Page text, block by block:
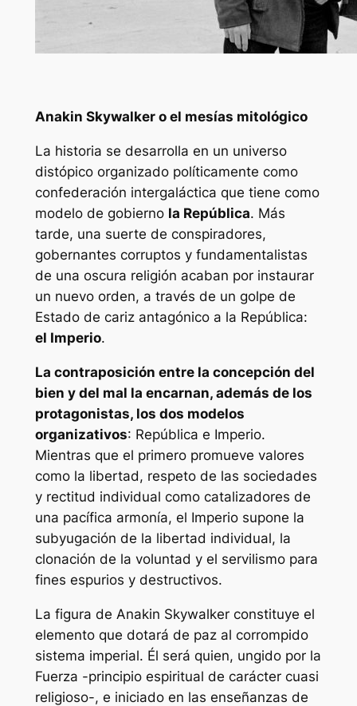
Anakin Skywalker o el mesías mitológico
La historia se desarrolla en un universo
distópico organizado políticamente como
confederación intergaláctica que tiene como
modelo de gobierno la República. Más
tarde, una suerte de conspiradores,
gobernantes corruptos y fundamentalistas
de una oscura religión acaban por instaurar
un nuevo orden, a través de un golpe de
Estado de cariz antagónico a la República:
el Imperio.
La contraposición entre la concepción del
bien y del mal la encarnan, además de los
protagonistas, los dos modelos
organizativos: República e Imperio.
Mientras que el primero promueve valores
como la libertad, respeto de las sociedades
y rectitud individual como catalizadores de
una pacífica armonía, el Imperio supone la
subyugación de la libertad individual, la
clonación de la voluntad y el servilismo para
fines espurios y destructivos.
La figura de Anakin Skywalker constituye el
elemento que dotará de paz al corrompido
sistema imperial. Él será quien, ungido por la
Fuerza -principio espiritual de carácter cuasi
religioso-, e iniciado en las enseñanzas de